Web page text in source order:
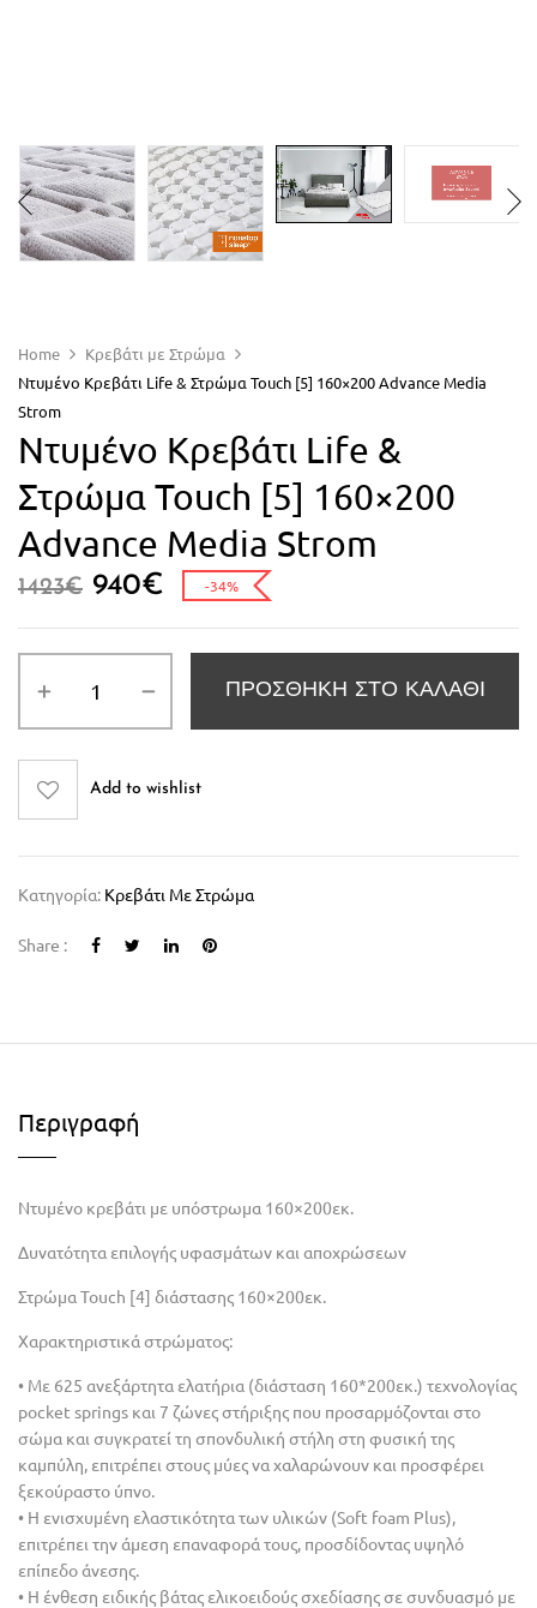
Home
Κρεβάτι με Στρώμα
Ντυμένο Κρεβάτι Life & Στρώμα Touch [5] 160×200 Advance Media
Strom
Ντυμένο Κρεβάτι Life &
Στρώμα Touch [5] 160×200
Advance Media Strom
1423€ 940€ -34%
ΠΡΟΣΘΉΚΗ ΣΤΟ ΚΑΛΆΘΙ
Add to wishlist
Κατηγορία: Κρεβάτι Με Στρώμα
Share :
Περιγραφή
Ντυμένο κρεβάτι με υπόστρωμα 160×200εκ.
Δυνατότητα επιλογής υφασμάτων και αποχρώσεων
Στρώμα Touch [4] διάστασης 160×200εκ.
Χαρακτηριστικά στρώματος:
• Με 625 ανεξάρτητα ελατήρια (διάσταση 160*200εκ.) τεχνολογίας
pocket springs και 7 ζώνες στήριξης που προσαρμόζονται στο
σώμα και συγκρατεί τη σπονδυλική στήλη στη φυσική της
καμπύλη, επιτρέπει στους μύες να χαλαρώνουν και προσφέρει
ξεκούραστο ύπνο.
• Η ενισχυμένη ελαστικότητα των υλικών (Soft foam Plus),
επιτρέπει την άμεση επαναφορά τους, προσδίδοντας υψηλό
επίπεδο άνεσης.
• Η ένθεση ειδικής βάτας ελικοειδούς σχεδίασης σε συνδυασμό με